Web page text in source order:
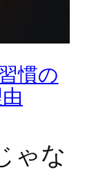
慣の
ゃな